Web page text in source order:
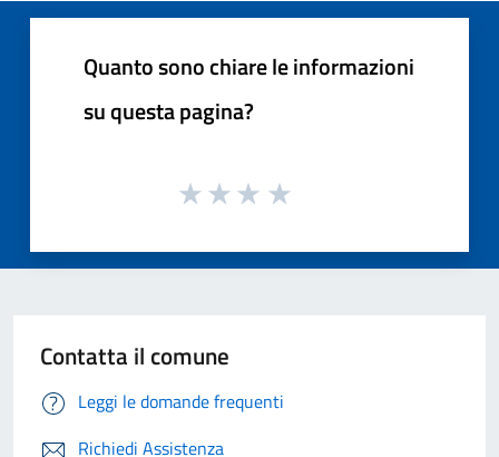
Quanto sono chiare le informazioni
su questa pagina?
Contatta il comune
Leggi le domande frequenti
Richiedi Assistenza